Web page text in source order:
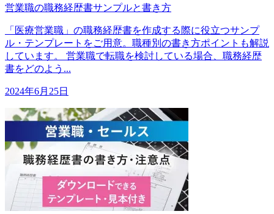
営業職の職務経歴書サンプルと書き方
「医療営業職」の職務経歴書を作成する際に役立つサンプ
ル・テンプレートをご用意。職種別の書き方ポイントも解説
しています。 営業職で転職を検討している場合、職務経歴
書をどのよう...
2024年6月25日